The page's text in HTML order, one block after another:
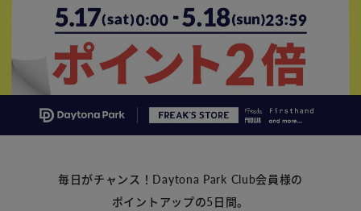
毎日がチャンス！Daytona Park Club会員様の
ポイントアップの5日間。